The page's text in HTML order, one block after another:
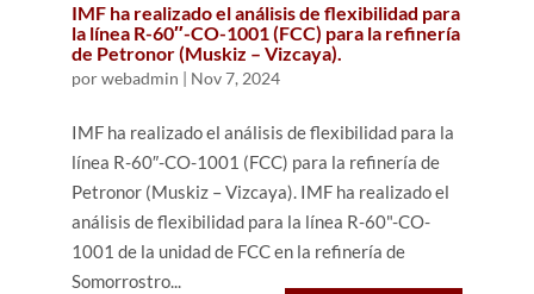
IMF ha realizado el análisis de flexibilidad para
la línea R-60″-CO-1001 (FCC) para la refinería
de Petronor (Muskiz – Vizcaya).
porwebadmin | Nov 7, 2024
IMF ha realizado el análisis de flexibilidad para la
línea R-60″-CO-1001 (FCC) para la refinería de
Petronor (Muskiz – Vizcaya). IMF ha realizado el
análisis de flexibilidad para la línea R-60"-CO-
1001 de la unidad de FCC en la refinería de
Somorrostro...